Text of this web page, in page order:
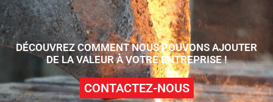
DÉCOUVREZ COMMENT NOUS POUVONS AJOUTER
DE LA VALEUR À VOTRE ENTREPRISE !
CONTACTEZ-NOUS